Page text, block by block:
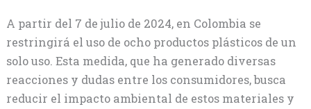
A partir del 7 de julio de 2024, en Colombia se
restringirá el uso de ocho productos plásticos de un
solo uso. Esta medida, que ha generado diversas
reacciones y dudas entre los consumidores, busca
reducir el impacto ambiental de estos materiales y